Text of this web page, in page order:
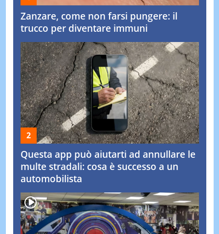
Zanzare, come non farsi pungere: il
trucco per diventare immuni
Questa app può aiutarti ad annullare le
multe stradali: cosa è successo a un
automobilista